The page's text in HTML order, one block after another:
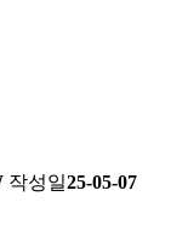
작성일25-05-07